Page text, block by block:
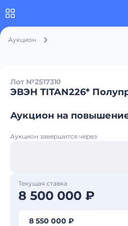
Аукцион
Лот №2517310
ЭВЭН TITAN226*
Аукцион на
Аукцион завершится через
Текущая ставка
8 500 000 ₽
8 550 000 ₽